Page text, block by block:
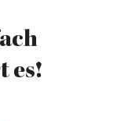
es!